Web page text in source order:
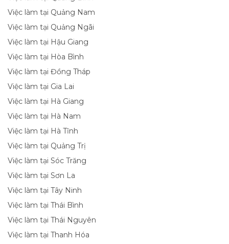
Việc làm tại Quảng Nam
Việc làm tại Quảng Ngãi
Việc làm tại Hậu Giang
Việc làm tại Hòa Bình
Việc làm tại Đồng Tháp
Việc làm tại Gia Lai
Việc làm tại Hà Giang
Việc làm tại Hà Nam
Việc làm tại Hà Tĩnh
Việc làm tại Quảng Trị
Việc làm tại Sóc Trăng
Việc làm tại Sơn La
Việc làm tại Tây Ninh
Việc làm tại Thái Bình
Việc làm tại Thái Nguyên
Việc làm tại Thanh Hóa